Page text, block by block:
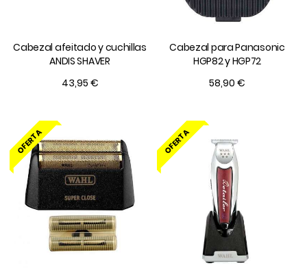
Cabezal afeitado y cuchillas
ANDIS SHAVER
43,95 €
Cabezal para Panasonic
HGP82 y HGP72
58,90 €
OFERTA OFERTA